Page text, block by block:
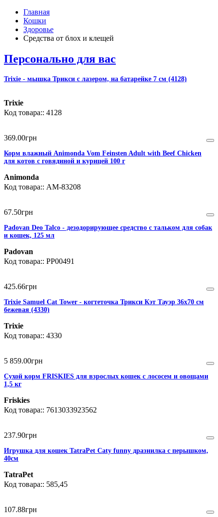
Главная
Кошки
Здоровье
Средства от блох и клещей
Персонально для вас
Trixie - мышка Трикси с лазером, на батарейке 7 см (4128)
Trixie
4128
369.00грн
Корм влажный Animonda Vom Feinsten Adult with Beef Chicken
для котов с говядиной и курицей 100 г
Animonda
AM-83208
67.50грн
Padovan Deo Talco - дезодорирующее средство с тальком для собак
и кошек, 125 мл
Padovan
PP00491
425.66грн
Trixie Samuel Cat Tower - когтеточка Трикси Кэт Тауэр 36х70 см
бежевая (4330)
Trixie
4330
5 859.00грн
Сухой корм FRISKIES для взрослых кошек с лососем и овощами
1,5 кг
Friskies
7613033923562
237.90грн
Игрушка для кошек TatraPet Caty funny дразнилка с перышком,
40см
TatraPet
585,45
107.88грн